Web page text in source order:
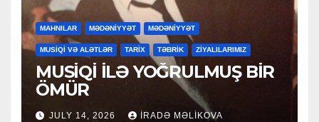
MAHNILAR MƏDƏNİYYƏT MƏDƏNİYYƏT
MUSİQİ VƏ ALƏTLƏR TARİX TƏBRİK ZİYALILARIMIZ
MUSİQİ İLƏ YOĞRULMUŞ BİR
ÖMÜR
JULY 14, 2026 İRADƏ MƏLIKOVA